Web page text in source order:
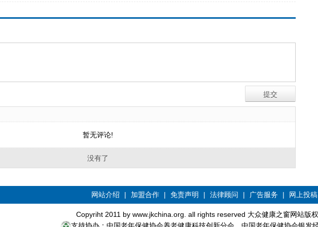
暂无评论!
没有了
网站介绍 | 加盟合作 | 免责声明 | 法律顾问 | 广告服务 | 网上投稿
Copyriht 2011 by www.jkchina.org. all rights reserved 大众健康之窗网站版